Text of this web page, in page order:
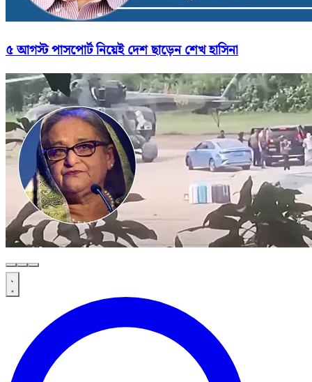
৫ আগস্ট পাসপোর্ট নিয়েই দেশ ছাড়েন শেখ হাসিনা